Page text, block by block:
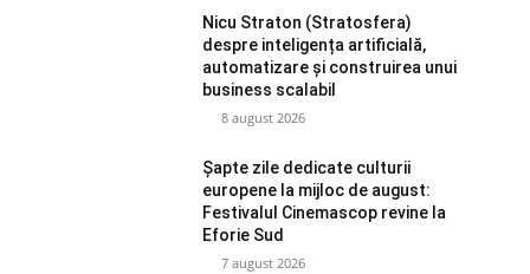
Nicu Straton (Stratosfera)
despre inteligența artificială,
automatizare și construirea unui
business scalabil
8 august 2026
Șapte zile dedicate culturii
europene la mijloc de august:
Festivalul Cinemascop revine la
Eforie Sud
7 august 2026